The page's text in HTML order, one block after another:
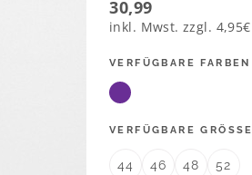
52
30,99
inkl. Mwst. zzgl. 4,95€
VERFÜGBARE FARBEN
VERFÜGBARE GRÖSSEN
44 46 48 52